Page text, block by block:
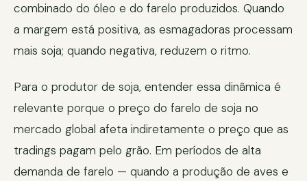
combinado do óleo e do farelo produzidos. Quando
a margem está positiva, as esmagadoras processam
mais soja; quando negativa, reduzem o ritmo.
Para o produtor de soja, entender essa dinâmica é
relevante porque o preço do farelo de soja no
mercado global afeta indiretamente o preço que as
tradings pagam pelo grão. Em períodos de alta
demanda de farelo — quando a produção de aves e